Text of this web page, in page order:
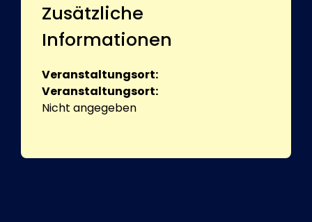
Zusätzliche
Informationen
Veranstaltungsort:
Veranstaltungsort:
Nicht angegeben